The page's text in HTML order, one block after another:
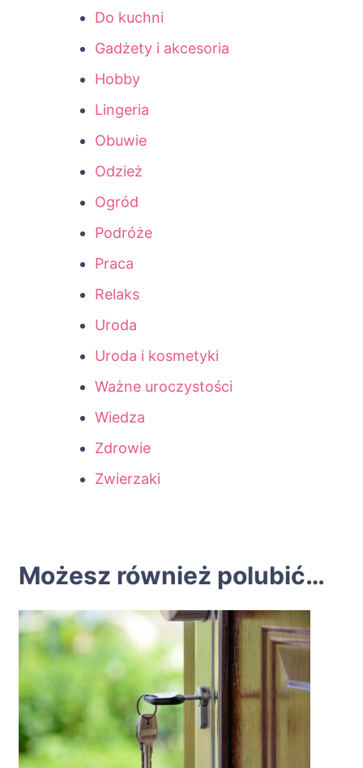
Do kuchni
Gadżety i akcesoria
Hobby
Lingeria
Obuwie
Odzież
Ogród
Podróże
Praca
Relaks
Uroda
Uroda i kosmetyki
Ważne uroczystości
Wiedza
Zdrowie
Zwierzaki
Możesz również polubić…